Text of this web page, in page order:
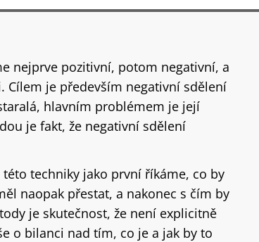
nejprve pozitivní, potom negativní, a
Cílem je především negativní sdělení
hlavním problémem je její
je fakt, že negativní sdělení
této techniky jako první říkáme, co by
naopak přestat, a nakonec s čím by
je skutečnost, že není explicitně
o bilanci nad tím, co je a jak by to